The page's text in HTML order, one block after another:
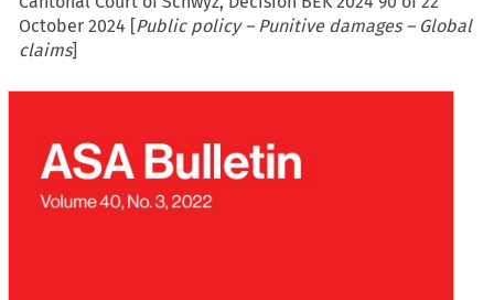
October 2024 [Public policy – Punitive damages – Global
claims]